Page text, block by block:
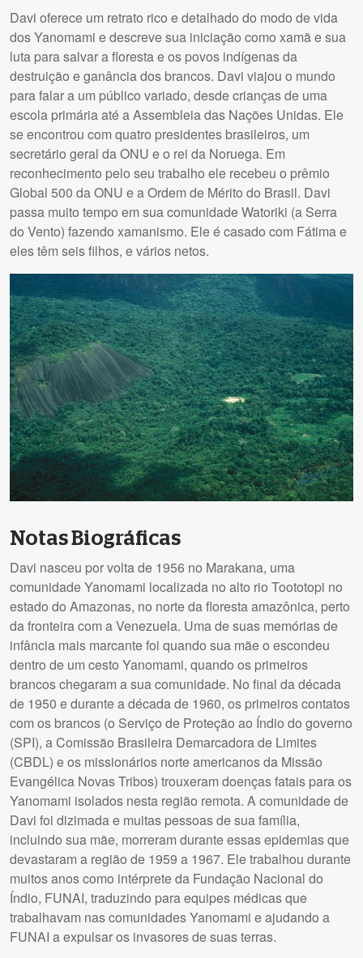
Davi oferece um retrato rico e detalhado do modo de vida
dos Yanomami e descreve sua iniciação como xamã e sua
luta para salvar a floresta e os povos indígenas da
destruição e ganância dos brancos. Davi viajou o mundo
para falar a um público variado, desde crianças de uma
escola primária até a Assembleia das Nações Unidas. Ele
se encontrou com quatro presidentes brasileiros, um
secretário geral da ONU e o rei da Noruega. Em
reconhecimento pelo seu trabalho ele recebeu o prêmio
Global 500 da ONU e a Ordem de Mérito do Brasil. Davi
passa muito tempo em sua comunidade Watoriki (a Serra
do Vento) fazendo xamanismo. Ele é casado com Fátima e
eles têm seis filhos, e vários netos.
Notas Biográficas
Davi nasceu por volta de 1956 no Marakana, uma
comunidade Yanomami localizada no alto rio Toototopi no
estado do Amazonas, no norte da floresta amazônica, perto
da fronteira com a Venezuela. Uma de suas memórias de
infância mais marcante foi quando sua mãe o escondeu
dentro de um cesto Yanomami, quando os primeiros
brancos chegaram a sua comunidade. No final da década
de 1950 e durante a década de 1960, os primeiros contatos
com os brancos (o Serviço de Proteção ao Índio do governo
(SPI), a Comissão Brasileira Demarcadora de Limites
(CBDL) e os missionários norte americanos da Missão
Evangélica Novas Tribos) trouxeram doenças fatais para os
Yanomami isolados nesta região remota. A comunidade de
Davi foi dizimada e muitas pessoas de sua família,
incluindo sua mãe, morreram durante essas epidemias que
devastaram a região de 1959 a 1967. Ele trabalhou durante
muitos anos como intérprete da Fundação Nacional do
Índio, FUNAI, traduzindo para equipes médicas que
trabalhavam nas comunidades Yanomami e ajudando a
FUNAI a expulsar os invasores de suas terras.